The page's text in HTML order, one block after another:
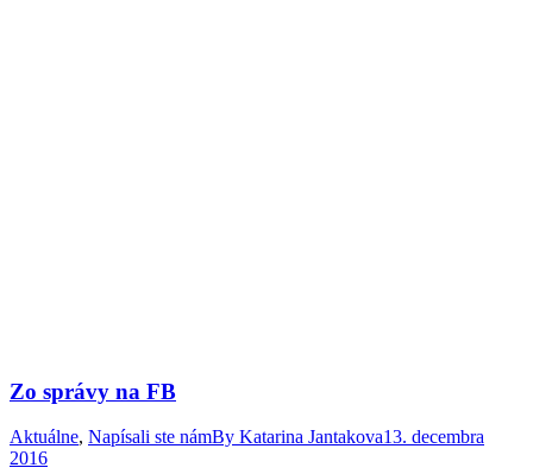
Zo správy na FB
Aktuálne, Napísali ste námBy Katarina Jantakova13. decembra
2016